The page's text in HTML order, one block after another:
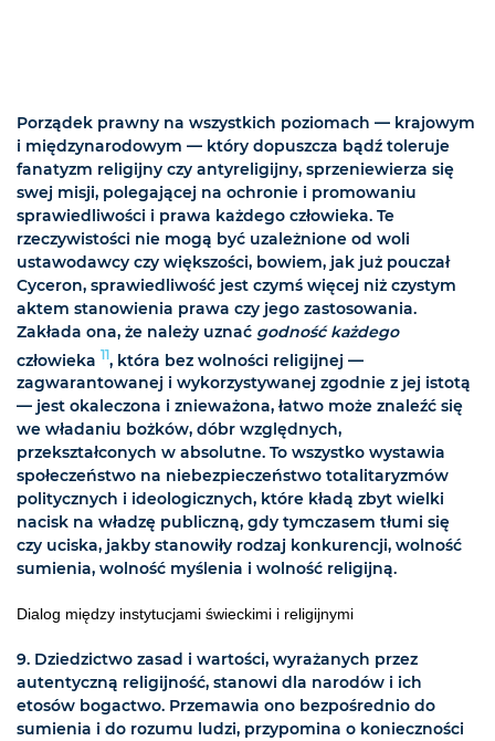
Porządek prawny na wszystkich poziomach — krajowym
i międzynarodowym — który dopuszcza bądź toleruje
fanatyzm religijny czy antyreligijny, sprzeniewierza się
swej misji, polegającej na ochronie i promowaniu
sprawiedliwości i prawa każdego człowieka. Te
rzeczywistości nie mogą być uzależnione od woli
ustawodawcy czy większości, bowiem, jak już pouczał
Cyceron, sprawiedliwość jest czymś więcej niż czystym
aktem stanowienia prawa czy jego zastosowania.
Zakłada ona, że należy uznać godność każdego
człowieka 11, która bez wolności religijnej —
zagwarantowanej i wykorzystywanej zgodnie z jej istotą
— jest okaleczona i znieważona, łatwo może znaleźć się
we władaniu bożków, dóbr względnych,
przekształconych w absolutne. To wszystko wystawia
społeczeństwo na niebezpieczeństwo totalitaryzmów
politycznych i ideologicznych, które kładą zbyt wielki
nacisk na władzę publiczną, gdy tymczasem tłumi się
czy uciska, jakby stanowiły rodzaj konkurencji, wolność
sumienia, wolność myślenia i wolność religijną.
Dialog między instytucjami świeckimi i religijnymi
9. Dziedzictwo zasad i wartości, wyrażanych przez
autentyczną religijność, stanowi dla narodów i ich
etosów bogactwo. Przemawia ono bezpośrednio do
sumienia i do rozumu ludzi, przypomina o konieczności